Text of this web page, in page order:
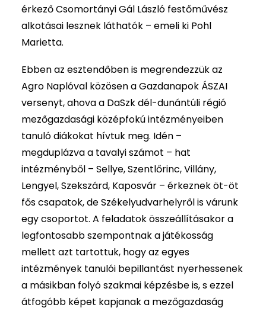
érkező Csomortányi Gál László festőművész
alkotásai lesznek láthatók – emeli ki Pohl
Marietta.
Ebben az esztendőben is megrendezzük az
Agro Naplóval közösen a Gazdanapok ÁSZAI
versenyt, ahova a DaSzk dél-dunántúli régió
mezőgazdasági középfokú intézményeiben
tanuló diákokat hívtuk meg. Idén –
megduplázva a tavalyi számot – hat
intézményből – Sellye, Szentlőrinc, Villány,
Lengyel, Szekszárd, Kaposvár – érkeznek öt-öt
fős csapatok, de Székelyudvarhelyről is várunk
egy csoportot. A feladatok összeállításakor a
legfontosabb szempontnak a játékosság
mellett azt tartottuk, hogy az egyes
intézmények tanulói bepillantást nyerhessenek
a másikban folyó szakmai képzésbe is, s ezzel
átfogóbb képet kapjanak a mezőgazdaság